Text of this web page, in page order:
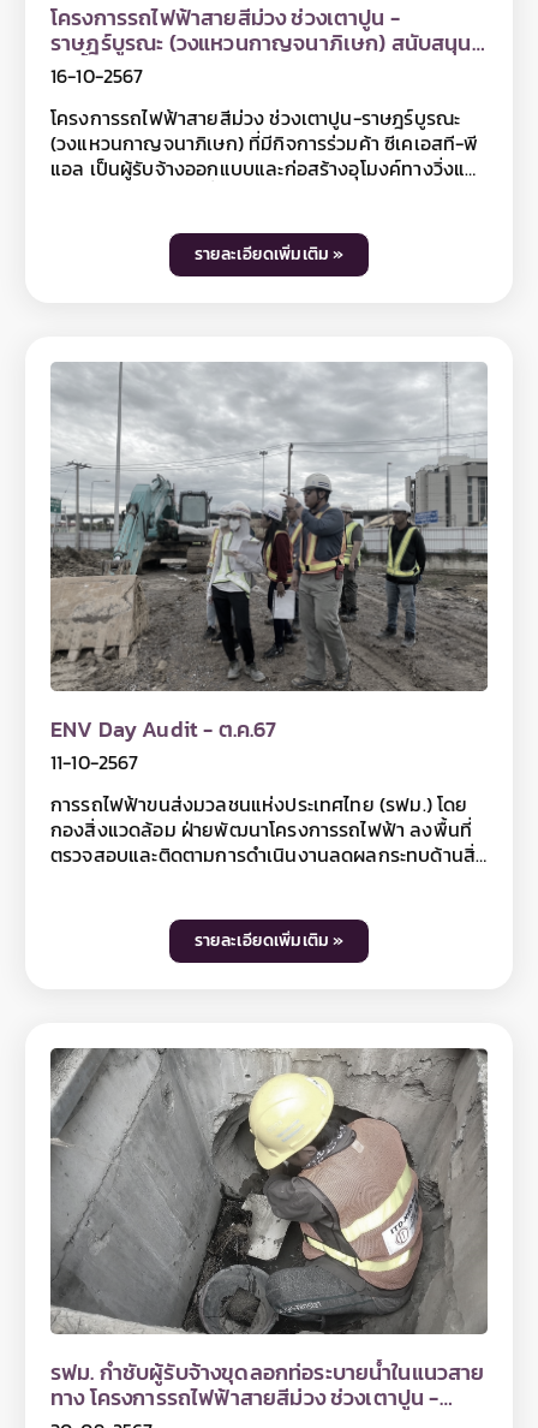
การฯ และผู้รับจ้างก่อสร้างงานโยธาทุกสัญญา ต้อง
ปฏิบัติตามมาตรการป้องกันและแก้ไขผลกระทบสิ่ง
แวดล้อมอย่างเคร่งครัด เพื่อให้การดำเนินงานก่อสร้างโค
และเพื่ออำนวยความสะดวกให้กับประชาชนผู้ใช้เส้นทาง
โดยท่านที่สนใจสามารถติดตามข้อมูลโครงการฯ ได้ที่
เว็บไซต์ www.mrta-purplelinesouth.com Facebook
รฟม. เพิ่มเติมได้ที่เว็บไซต์ รฟม. www.mrta.co.th และ
เฟซบุ๊กแฟนเพจการรถไฟฟ้าขนส่งมวลชนแห่ง
โครงการรถไฟฟ้าสายสีม่วง ช่วงเตาปูน -
ราษฎร์บูรณะ (วงแหวนกาญจนาภิเษก) สนับสนุน
รถน้ำสำนักงานเขตดุสิต และฉีดล้างทำความ
สะอาดถนนบริเวณจุดก่อสร้างของโครงการและ
บริเวณใกล้เคียง
16-10-2567
โครงการรถไฟฟ้าสายสีม่วง ช่วงเตาปูน-ราษฎร์บูรณะ
(วงแหวนกาญจนาภิเษก) ที่มีกิจการร่วมค้า ซีเคเอสที-พี
แอล เป็นผู้รับจ้างออกแบบและก่อสร้างอุโมงค์ทางวิ่งและ
รถน้ำในกิจกรรมล้างทำความสะอาดถนนของสำนักงาน
เขตดุสิต และได้ดำเนินกิจกรรมล้างทำความสะอาดพื้นผิว
วัน และกลางคืนเพื่อความสะอาดในพื้นที่ และลดฝุ่น
ละออง อันเป็นการลดผลกระทบต่อสุขภาพอนามัยของ
ประชาชนและสภาพแวดล้อม
รายละเอียดเพิ่มเติม »
ENV Day Audit - ต.ค.67
11-10-2567
การรถไฟฟ้าขนส่งมวลชนแห่งประเทศไทย (รฟม.) โดย
กองสิ่งแวดล้อม ฝ่ายพัฒนาโครงการรถไฟฟ้า ลงพื้นที่
ตรวจสอบและติดตามการดำเนินงานลดผลกระทบด้านสิ่ง
(วงแหวนกาญจนาภิเษก) ตลอดแนวเส้นทางโครงการฯ
โดยเริ่มตั้งแต่บริเวณจุดก่อสร้าง Cut & Cover บริเวณ
ถนนสุขสวัสดิ์ และสิ้นสุดที่พื้นที่ก่อสร้างโรงจอดรถไฟฟ้า
บริเวณด้านข้างด่านเก็บค่าผ่านทางพิเศษบางครุ 3 ของ
ทางพิเศษกาญจนาภิเษก (บางพลี - สุขสวัสดิ์) สำหรับ
การลงพื้นที่ครั้งนี้ รฟม. ได้ตรวจสอบการปฏิบัติตาม
มาตรการป้องกันและแก้ไขผลกระทบสิ่งแวดล้อมในช่วง
เวลากลางวัน ตามที่กำหนดไว้ในรายงาน EIA เช่น การติด
ตั้งรั้วกั้นรอบพื้นที่ก่อสร้าง การฉีดพรมน้ำป้องกันการฟุ้ง
กระจายของฝุ่นละออง การปิดคลุมกองวัสดุก่อสร้างที่ก่อ
ให้เกิดฝุ่นละอองในระหว่างรอการใช้งานหรือรอการขน
ย้าย การทำความสะอาดล้อรถก่อนออกจากพื้นที่ก่อสร้าง
การติดตั้งป้ายประชาสัมพันธ์และป้ายสัญญาณจราจร
เป็นต้น นอกจากนี้ ได้เน้นย้ำให้เจ้าหน้าที่ทุกคนปฏิบัติตาม
มาตรการป้องกันและแก้ไขผลกระทบสิ่งแวดล้อมอย่าง
เคร่งครัดต่อไป ท่านที่สนใจสามารถติดตามข้อมูลโครง
การฯ ได้ที่เว็บไซต์ www.mrta-purplelinesouth.com
รายละเอียดเพิ่มเติม »
รฟม. กำชับผู้รับจ้างขุดลอกท่อระบายน้ำในแนวสาย
ทาง โครงการรถไฟฟ้าสายสีม่วง ช่วงเตาปูน -